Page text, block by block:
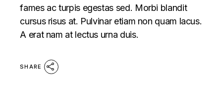
fames ac turpis egestas sed. Morbi blandit
cursus risus at. Pulvinar etiam non quam lacus.
A erat nam at lectus urna duis.
SHARE